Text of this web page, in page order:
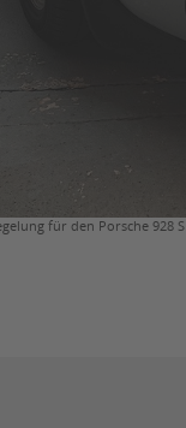
für den Porsche 928 S